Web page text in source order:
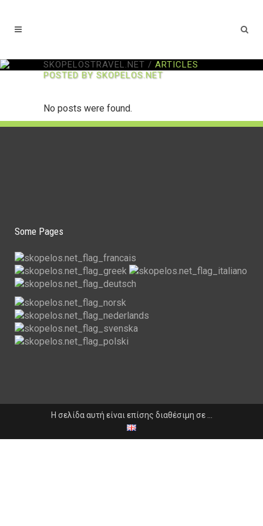
SKOPELOSTRAVEL.NET / ARTICLES
POSTED BY SKOPELOS.NET
No posts were found.
Some Pages
Η σελίδα αυτή είναι επίσης διαθέσιμη σε …